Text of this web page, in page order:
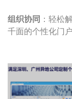
组织协同 ：轻松
千面的个性化门户